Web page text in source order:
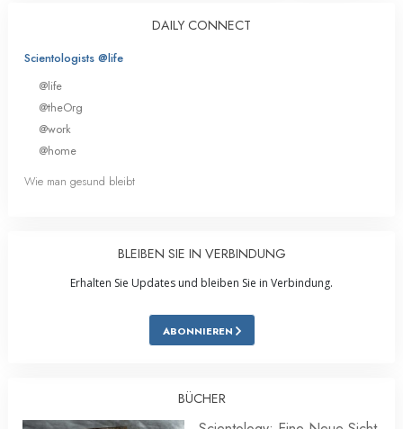
DAILY CONNECT
Scientologists @life
@life
@theOrg
@work
@home
Wie man gesund bleibt
BLEIBEN SIE IN VERBINDUNG
Erhalten Sie Updates und bleiben Sie in Verbindung.
ABONNIEREN
BÜCHER